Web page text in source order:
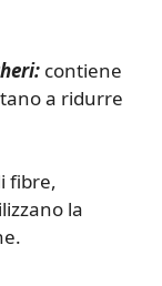
contiene
a ridurre
fibre,
la